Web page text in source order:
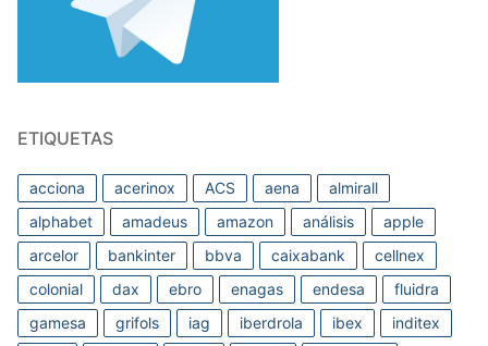
ETIQUETAS
acciona acerinox ACS aena
almirall
alphabet
amadeus amazon análisis
apple
arcelor
bankinter bbva caixabank
cellnex
colonial
dax ebro enagas endesa
fluidra
gamesa
grifols iag iberdrola ibex
inditex